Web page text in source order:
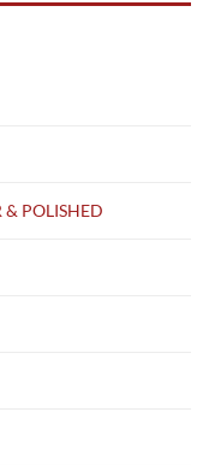
& POLISHED